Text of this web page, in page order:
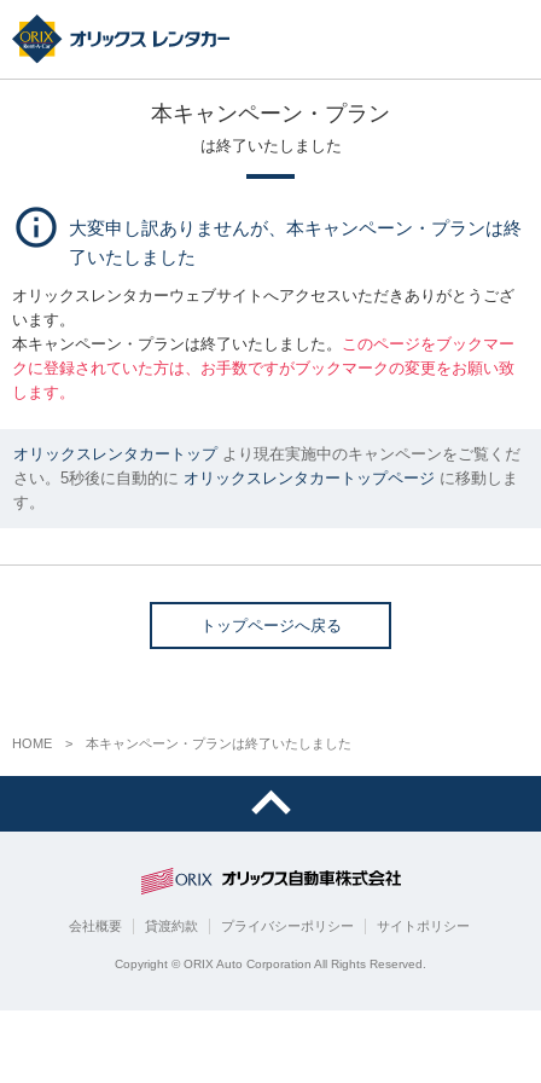
本キャンペーン・プラン
は終了いたしました
大変申し訳ありませんが、本キャンペーン・プランは終
了いたしました
オリックスレンタカーウェブサイトへアクセスいただきありがとうござ
います。
本キャンペーン・プランは終了いたしました。
このページをブックマー
クに登録されていた方は、お手数ですがブックマークの変更をお願い致
します。
オリックスレンタカートップより現在実施中のキャンペーンをご覧くだ
さい。5秒後に自動的に オリックスレンタカートップページ に移動しま
す。
トップページへ戻る
HOME 本キャンペーン・プランは終了いたしました
会社概要 貸渡約款 プライバシーポリシー サイトポリシー
Copyright © ORIX Auto Corporation All Rights Reserved.